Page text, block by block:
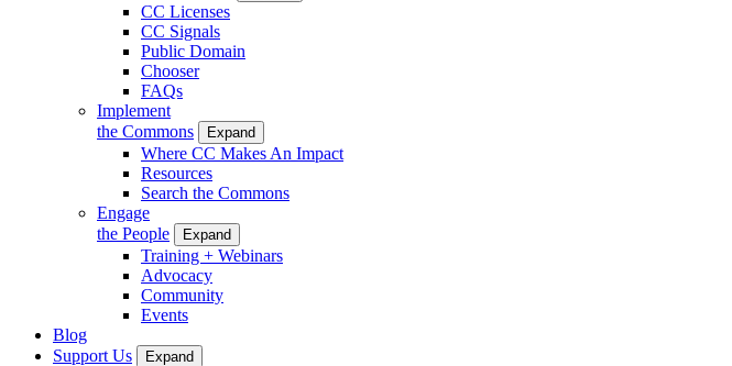
CC Licenses
CC Signals
Public Domain
Chooser
FAQs
Implement
the Commons
Expand
Where CC Makes An Impact
Resources
Search the Commons
Engage
the People
Expand
Training + Webinars
Advocacy
Community
Events
Blog
Support Us
Expand